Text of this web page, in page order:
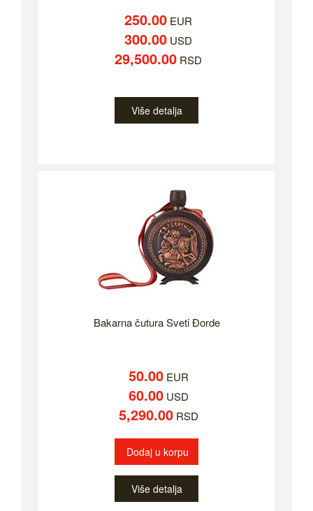
250.00 EUR
300.00 USD
29,500.00 RSD
Više detalja
Bakarna čutura Sveti Đorde
50.00EUR
60.00USD
5,290.00RSD
Dodaj u korpu
Više detalja